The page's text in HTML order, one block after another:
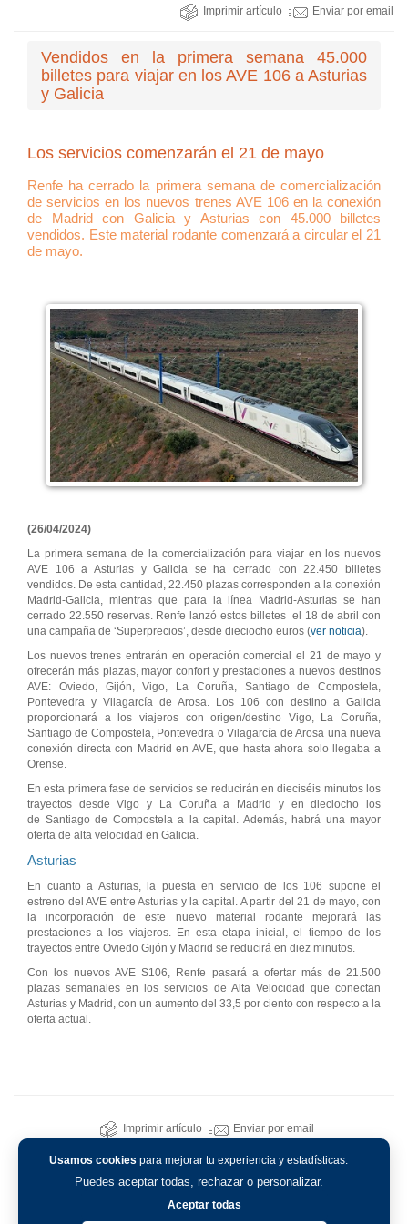
Usamos cookies para mejorar tu experiencia y estadísticas.
Puedes aceptar todas, rechazar o personalizar.
Aceptar todas
Imprimir artículo Enviar por email
Vendidos en la primera semana 45.000
billetes para viajar en los AVE 106 a Asturias
y Galicia
Los servicios comenzarán el 21 de mayo
Renfe ha cerrado la primera semana de comercialización
de servicios en los nuevos trenes AVE 106 en la conexión
de Madrid con Galicia y Asturias con 45.000 billetes
vendidos. Este material rodante comenzará a circular el 21
de mayo.
(26/04/2024)
La primera semana de la comercialización para viajar en los nuevos
AVE 106 a Asturias y Galicia se ha cerrado con 22.450 billetes
vendidos. De esta cantidad, 22.450 plazas corresponden a la conexión
Madrid-Galicia, mientras que para la línea Madrid-Asturias se han
cerrado 22.550 reservas. Renfe lanzó estos billetes el 18 de abril con
una campaña de ‘Superprecios’, desde dieciocho euros (ver noticia).
Los nuevos trenes entrarán en operación comercial el 21 de mayo y
ofrecerán más plazas, mayor confort y prestaciones a nuevos destinos
AVE: Oviedo, Gijón, Vigo, La Coruña, Santiago de Compostela,
Pontevedra y Vilagarcía de Arosa. Los 106 con destino a Galicia
proporcionará a los viajeros con origen/destino Vigo, La Coruña,
Santiago de Compostela, Pontevedra o Vilagarcía de Arosa una nueva
conexión directa con Madrid en AVE, que hasta ahora solo llegaba a
Orense.
En esta primera fase de servicios se reducirán en dieciséis minutos los
trayectos desde Vigo y La Coruña a Madrid y en dieciocho los
de Santiago de Compostela a la capital. Además, habrá una mayor
oferta de alta velocidad en Galicia.
Asturias
En cuanto a Asturias, la puesta en servicio de los 106 supone el
estreno del AVE entre Asturias y la capital. A partir del 21 de mayo, con
la incorporación de este nuevo material rodante mejorará las
prestaciones a los viajeros. En esta etapa inicial, el tiempo de los
trayectos entre Oviedo Gijón y Madrid se reducirá en diez minutos.
Con los nuevos AVE S106, Renfe pasará a ofertar más de 21.500
plazas semanales en los servicios de Alta Velocidad que conectan
Asturias y Madrid, con un aumento del 33,5 por ciento con respecto a la
oferta actual.
Imprimir artículo Enviar por email